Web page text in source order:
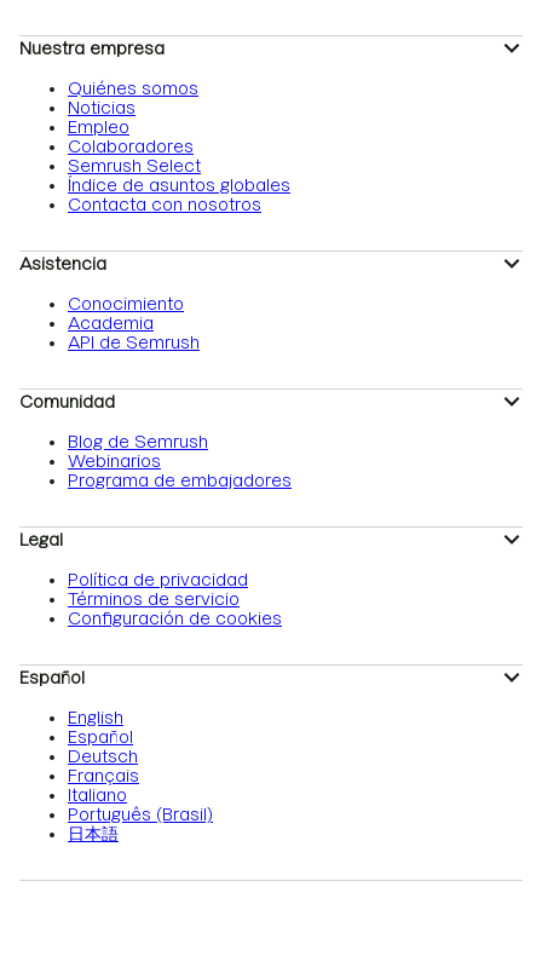
Nuestra empresa
Quiénes somos
Noticias
Empleo
Colaboradores
Semrush Select
Índice de asuntos globales
Contacta con nosotros
Asistencia
Conocimiento
Academia
API de Semrush
Comunidad
Blog de Semrush
Webinarios
Programa de embajadores
Legal
Política de privacidad
Términos de servicio
Configuración de cookies
Español
English
Español
Deutsch
Français
Italiano
Português (Brasil)
日本語